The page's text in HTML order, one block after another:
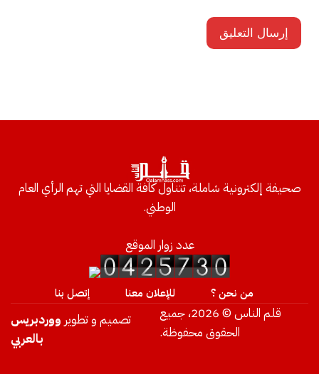
صحيفة إلكترونية شاملة، تتناول كافة القضايا التي تهم الرأي العام
الوطني.
عدد زوار الموقع
من نحن ؟ للإعلان معنا إتصل بنا
قلم الناس © 2026، جميع
الحقوق محفوظة.
تصميم و تطوير ووردبريس
بالعربي